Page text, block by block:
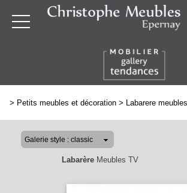
> Petits meubles et décoration > Labarere
LabarèreMeubles TV